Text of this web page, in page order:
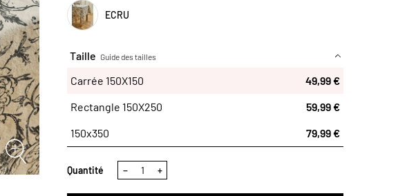
150.
ECRU
Taille Guide des tailles
150X150
Carrée 150X150
49,99 €
Rectangle 150X250
59,99 €
150x350
79,99 €
Quantité − +